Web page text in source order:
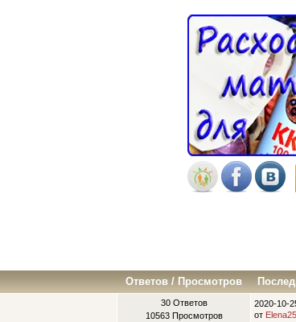
Ответов/ Просмотров
30 Ответов
10563 Просмотров
2020-10-
от